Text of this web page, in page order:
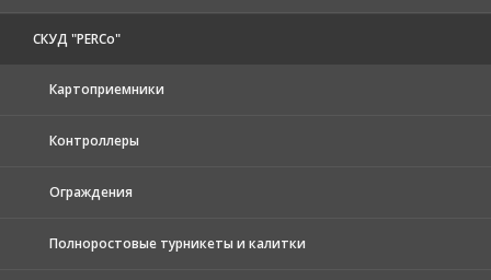
СКУД "PERCo"
Картоприемники
Контроллеры
Ограждения
Полноростовые турникеты и калитки